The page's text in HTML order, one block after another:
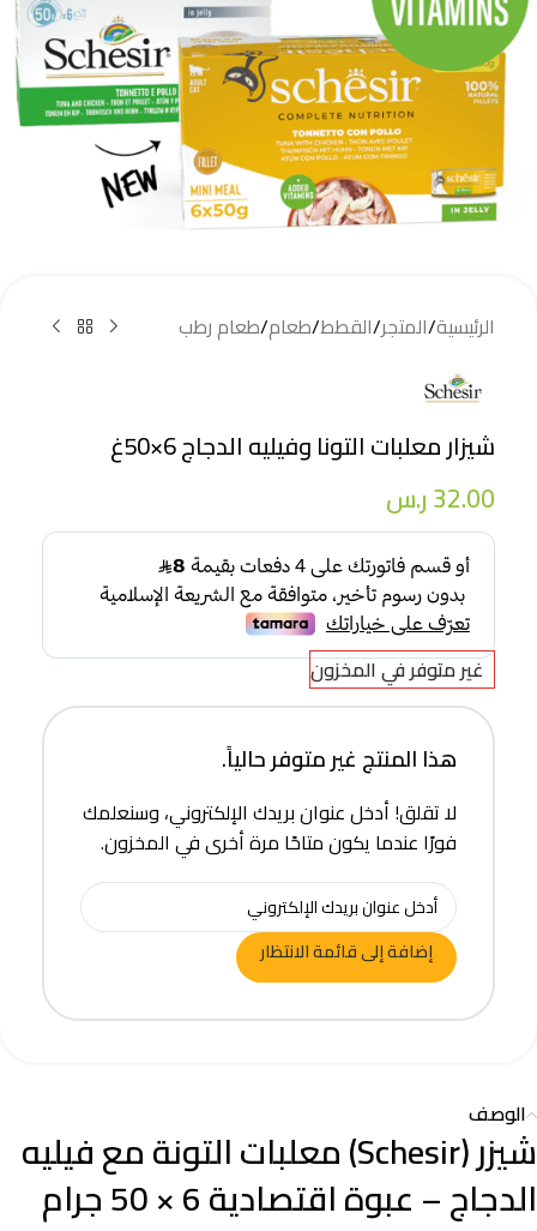
الرئيسية/المتجر/القطط/طعام/طعام رطب
شيزار معلبات التونا وفيليه الدجاج 6×50غ
32.00ر.س
غير متوفر في المخزون
هذا المنتج غير متوفر حالياً.
لا تقلق! أدخل عنوان بريدك الإلكتروني، وسنعلمك
فورًا عندما يكون متاحًا مرة أخرى في المخزون.
إضافة إلى قائمة الانتظار
الوصف
شيزر (Schesir) معلبات التونة مع فيليه
الدجاج – عبوة اقتصادية 6 × 50 جرام